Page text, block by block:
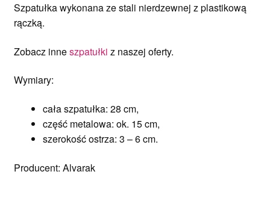
Szpatułka wykonana ze stali nierdzewnej z plastikową
rączką.
Zobacz inneszpatułki z naszej oferty.
Wymiary:
cała szpatułka: 28 cm,
część metalowa: ok. 15 cm,
szerokość ostrza: 3 – 6 cm.
Producent: Alvarak